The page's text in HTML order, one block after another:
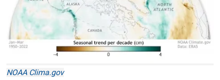
NOAA Clima.gov